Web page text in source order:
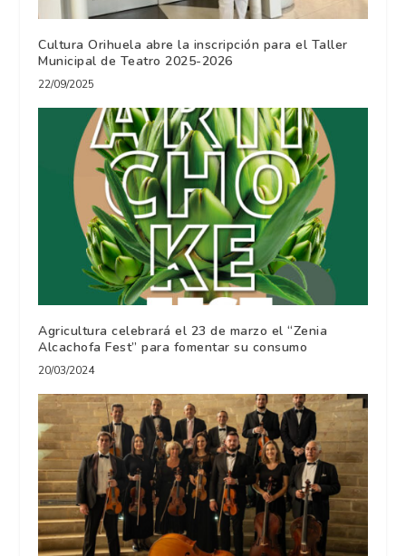
Cultura Orihuela abre la inscripción para el Taller
Municipal de Teatro 2025-2026
22/09/2025
Agricultura celebrará el 23 de marzo el “Zenia
Alcachofa Fest” para fomentar su consumo
20/03/2024